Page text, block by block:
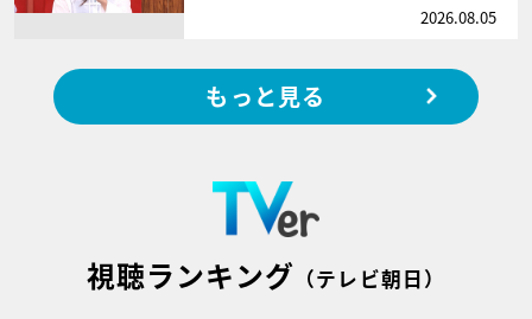
2026.08.05
もっと見る
視聴ランキング （テレビ朝日）